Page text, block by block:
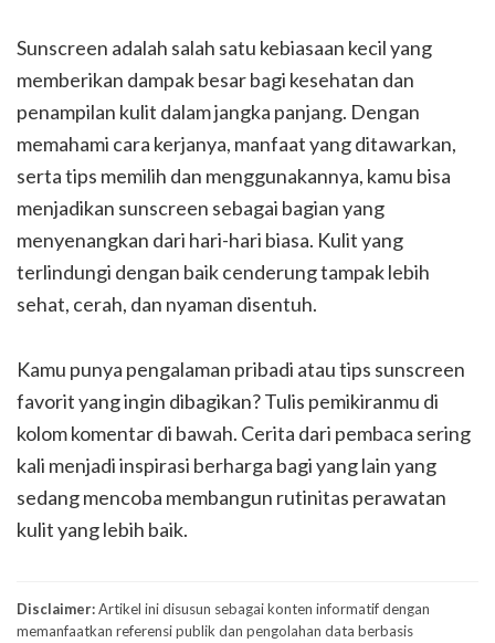
Sunscreen adalah salah satu kebiasaan kecil yang
memberikan dampak besar bagi kesehatan dan
penampilan kulit dalam jangka panjang. Dengan
memahami cara kerjanya, manfaat yang ditawarkan,
serta tips memilih dan menggunakannya, kamu bisa
menjadikan sunscreen sebagai bagian yang
menyenangkan dari hari-hari biasa. Kulit yang
terlindungi dengan baik cenderung tampak lebih
sehat, cerah, dan nyaman disentuh.
Kamu punya pengalaman pribadi atau tips sunscreen
favorit yang ingin dibagikan? Tulis pemikiranmu di
kolom komentar di bawah. Cerita dari pembaca sering
kali menjadi inspirasi berharga bagi yang lain yang
sedang mencoba membangun rutinitas perawatan
kulit yang lebih baik.
Disclaimer:Artikel ini disusun sebagai konten informatif dengan
memanfaatkan referensi publik dan pengolahan data berbasis